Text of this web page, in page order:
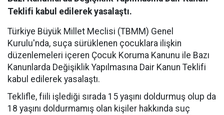
Teklifi kabul edilerek yasalaştı.
Türkiye Büyük Millet Meclisi (TBMM) Genel
Kurulu'nda, suça sürüklenen çocuklara ilişkin
düzenlemeleri içeren Çocuk Koruma Kanunu ile Bazı
Kanunlarda Değişiklik Yapılmasına Dair Kanun Teklifi
kabul edilerek yasalaştı.
Teklifle, fiili işlediği sırada 15 yaşını doldurmuş olup da
18 yaşını doldurmamış olan kişiler hakkında suç